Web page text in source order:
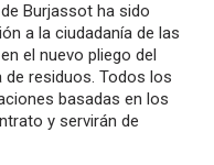
Burjassot ha sido
a la ciudadanía de las
el nuevo pliego del
residuos. Todos los
basadas en los
y servirán de